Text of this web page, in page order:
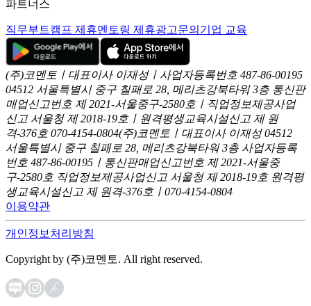
파트너스
직무부트캠프 제휴멘토링 제휴광고문의 기업 교육
(주)코멘토ㅣ대표이사 이재성ㅣ사업자등록번호 487-86-00195
04512 서울특별시 중구 칠패로 28, 메리츠강북타워 3층 통신판
매업신고번호 제 2021-서울중구-2580호ㅣ직업정보제공사업
신고 서울청 제 2018-19호ㅣ원격평생교육시설신고 제 원
격-376호 070-4154-0804(주)코멘토ㅣ대표이사 이재성 04512
서울특별시 중구 칠패로 28, 메리츠강북타워 3층 사업자등록
번호 487-86-00195ㅣ통신판매업신고번호 제 2021-서울중
구-2580호 직업정보제공사업신고 서울청 제 2018-19호 원격평
생교육시설신고 제 원격-376호ㅣ070-4154-0804
이용약관
개인정보처리방침
Copyright by (주)코멘토. All right reserved.